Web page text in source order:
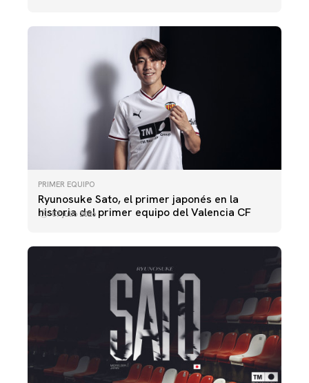
PRIMER EQUIPO
Ryunosuke Sato, el primer japonés en la
historia del primer equipo del Valencia CF
07 julio 2026